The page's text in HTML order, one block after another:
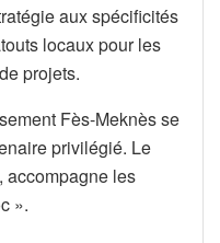
aux spécificités
locaux pour les
projets.
Fès-Meknès se
privilégié. Le
accompagne les
».